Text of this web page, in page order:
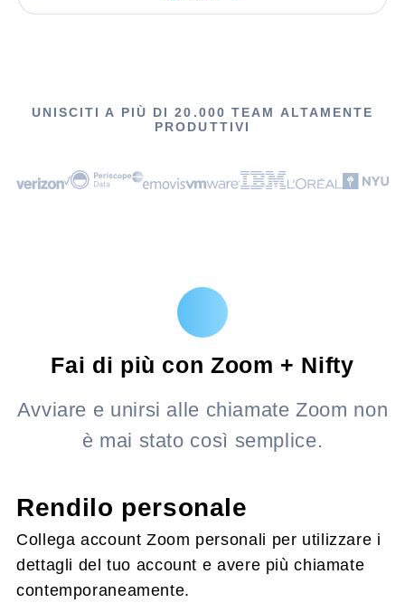
UNISCITI A PIÙ DI 20.000 TEAM ALTAMENTE
PRODUTTIVI
Fai di più con Zoom + Nifty
Avviare e unirsi alle chiamate Zoom non
è mai stato così semplice.
Rendilo personale
Collega account Zoom personali per utilizzare i
dettagli del tuo account e avere più chiamate
contemporaneamente.